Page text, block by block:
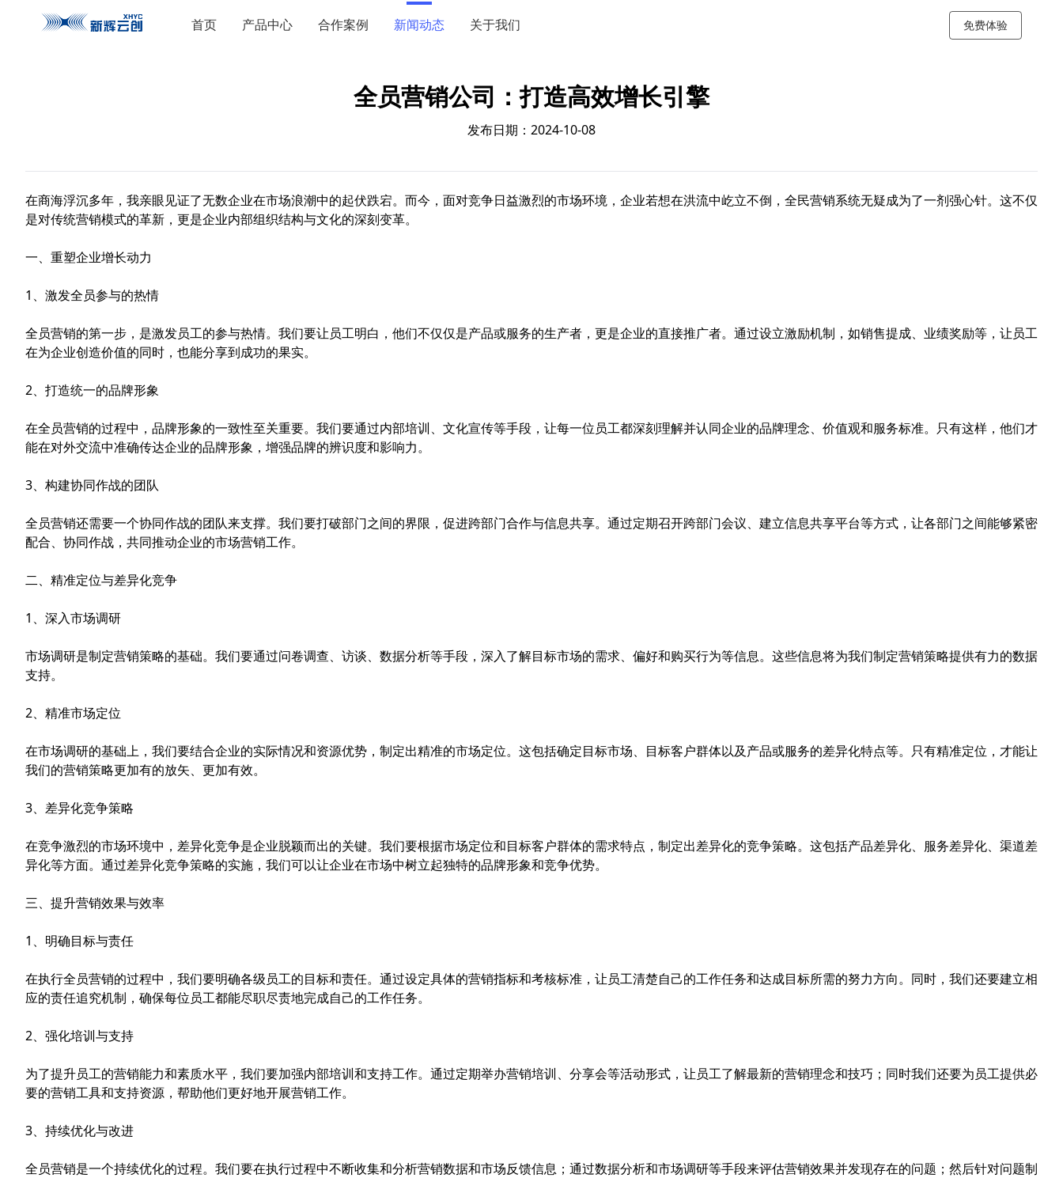
首页 产品中心 合作案例 新闻动态 关于我们 免费体验
全员营销公司：打造高效增长引擎
发布日期：2024-10-08
在商海浮沉多年，我亲眼见证了无数企业在市场浪潮中的起伏跌宕。而今，面对竞争日益激烈的市场环境，企业若想在洪流中屹立不倒， 全民营销系统无疑成为了一剂强心针。这不仅
是对传统营销模式的革新，更是企业内部组织结构与文化的深刻变革。
一、重塑企业增长动力
1、激发全员参与的热情
全员营销的第一步，是激发员工的参与热情。我们要让员工明白，他们不仅仅是产品或服务的生产者，更是企业的直接推广者。通过设立激励机制，如销售提成、业绩奖励等，让员工
在为企业创造价值的同时，也能分享到成功的果实。
2、打造统一的品牌形象
在全员营销的过程中，品牌形象的一致性至关重要。我们要通过内部培训、文化宣传等手段，让每一位员工都深刻理解并认同企业的品牌理念、价值观和服务标准。只有这样，他们才
能在对外交流中准确传达企业的品牌形象，增强品牌的辨识度和影响力。
3、构建协同作战的团队
全员营销还需要一个协同作战的团队来支撑。我们要打破部门之间的界限，促进跨部门合作与信息共享。通过定期召开跨部门会议、建立信息共享平台等方式，让各部门之间能够紧密
配合、协同作战，共同推动企业的市场营销工作。
二、精准定位与差异化竞争
1、深入市场调研
市场调研是制定营销策略的基础。我们要通过问卷调查、访谈、数据分析等手段，深入了解目标市场的需求、偏好和购买行为等信息。这些信息将为我们制定营销策略提供有力的数据
支持。
2、精准市场定位
在市场调研的基础上，我们要结合企业的实际情况和资源优势，制定出精准的市场定位。这包括确定目标市场、目标客户群体以及产品或服务的差异化特点等。只有精准定位，才能让
我们的营销策略更加有的放矢、更加有效。
3、差异化竞争策略
在竞争激烈的市场环境中，差异化竞争是企业脱颖而出的关键。我们要根据市场定位和目标客户群体的需求特点，制定出差异化的竞争策略。这包括产品差异化、服务差异化、渠道差
异化等方面。通过差异化竞争策略的实施，我们可以让企业在市场中树立起独特的品牌形象和竞争优势。
三、提升营销效果与效率
1、明确目标与责任
在执行全员营销的过程中，我们要明确各级员工的目标和责任。通过设定具体的营销指标和考核标准，让员工清楚自己的工作任务和达成目标所需的努力方向。同时，我们还要建立相
应的责任追究机制，确保每位员工都能尽职尽责地完成自己的工作任务。
2、强化培训与支持
为了提升员工的营销能力和素质水平，我们要加强内部培训和支持工作。通过定期举办营销培训、分享会等活动形式，让员工了解最新的营销理念和技巧；同时我们还要为员工提供必
要的营销工具和支持资源，帮助他们更好地开展营销工作。
3、持续优化与改进
全员营销是一个持续优化的过程。我们要在执行过程中不断收集和分析营销数据和市场反馈信息；通过数据分析和市场调研等手段来评估营销效果并发现存在的问题；然后针对问题制